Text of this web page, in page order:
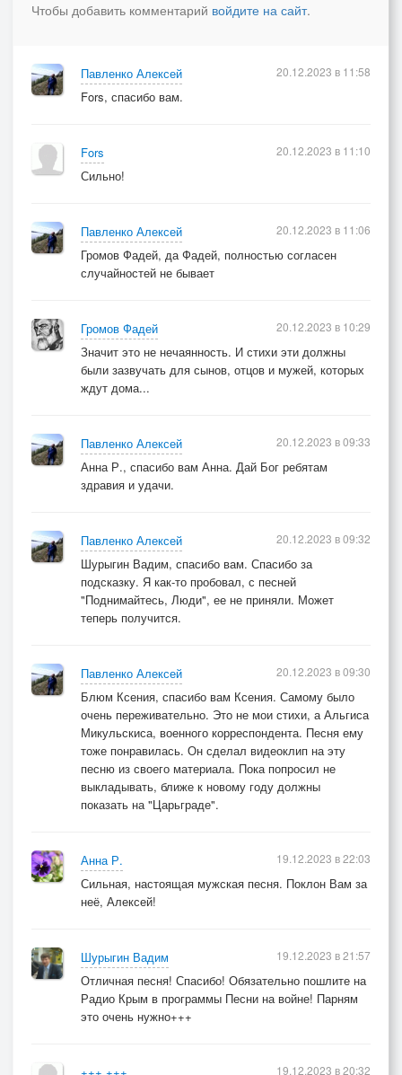
Чтобы добавить комментарий войдите на сайт.
Павленко Алексей
Fors, спасибо вам.
20.12.2023 в 11:58
Fors
Сильно!
20.12.2023 в 11:10
Павленко Алексей
Громов Фадей, да Фадей, полностью согласен
случайностей не бывает
20.12.2023 в 11:06
Громов Фадей
Значит это не нечаянность. И стихи эти должны
были зазвучать для сынов, отцов и мужей, которых
ждут дома...
20.12.2023 в 10:29
Павленко Алексей
Анна Р., спасибо вам Анна. Дай Бог ребятам
здравия и удачи.
20.12.2023 в 09:33
Павленко Алексей
Шурыгин Вадим, спасибо вам. Спасибо за
подсказку. Я как-то пробовал, с песней
"Поднимайтесь, Люди", ее не приняли. Может
теперь получится.
20.12.2023 в 09:32
Павленко Алексей
Блюм Ксения, спасибо вам Ксения. Самому было
очень переживательно. Это не мои стихи, а Альгиса
Микульскиса, военного корреспондента. Песня ему
тоже понравилась. Он сделал видеоклип на эту
песню из своего материала. Пока попросил не
выкладывать, ближе к новому году должны
показать на "Царьграде".
20.12.2023 в 09:30
Анна Р.
Сильная, настоящая мужская песня. Поклон Вам за
неё, Алексей!
19.12.2023 в 22:03
Шурыгин Вадим
Отличная песня! Спасибо! Обязательно пошлите на
Радио Крым в программы Песни на войне! Парням
это очень нужно+++
19.12.2023 в 21:57
19.12.2023 в 20:32